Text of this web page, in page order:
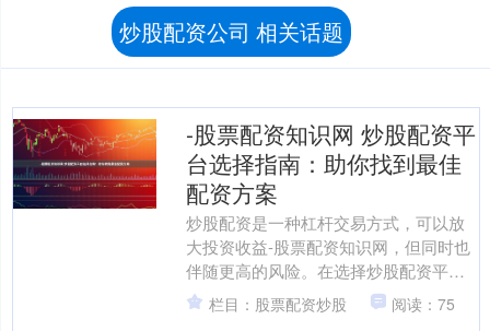
炒股配资公司 相关话题
-股票配资知识网 炒股配资平
台选择指南：助你找到最佳
配资方案
炒股配资是一种杠杆交易方式，可以放
大投资收益-股票配资知识网，但同时也
伴随更高的风险。在选择炒股配资平台
时，需要考虑以下关键因素： 期货配资
公司通常收取较高的利....
栏目：股票配资炒股 阅读：75